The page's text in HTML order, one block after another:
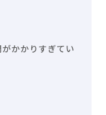
かかりすぎてい